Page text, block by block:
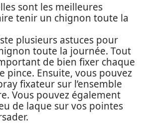
sont les meilleures
tenir un chignon toute la
plusieurs astuces pour
toute la journée. Tout
de bien fixer chaque
pince. Ensuite, vous pouvez
fixateur sur l’ensemble
Vous pouvez également
de laque sur vos pointes